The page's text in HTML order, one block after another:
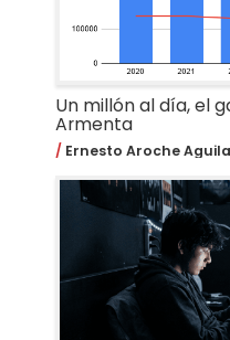
Un millón al día, el
Armenta
Ernesto Aroche